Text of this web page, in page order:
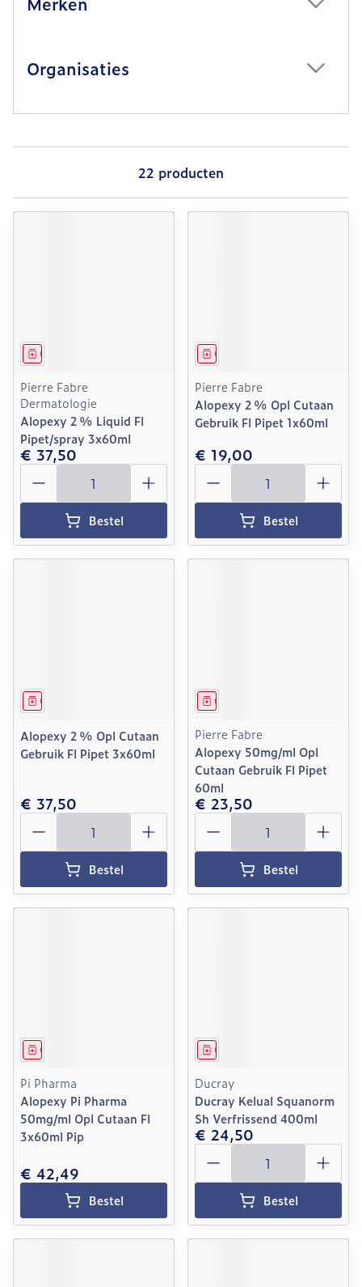
Organisaties
22 producten
Geneesmiddel
Pierre Fabre
Dermatologie
Alopexy 2 % Liquid Fl
Pipet/spray 3x60ml
€ 37,50
Aantal
Bestel
Geneesmiddel
Pierre Fabre
Alopexy 2 % Opl Cutaan
Gebruik Fl Pipet 1x60ml
€ 19,00
Aantal
Bestel
Geneesmiddel
Alopexy 2 % Opl Cutaan
Gebruik Fl Pipet 3x60ml
€ 37,50
Aantal
Bestel
Geneesmiddel
Pierre Fabre
Alopexy 50mg/ml Opl
Cutaan Gebruik Fl Pipet
60ml
€ 23,50
Aantal
Bestel
Geneesmiddel
Pi Pharma
Alopexy Pi Pharma
50mg/ml Opl Cutaan Fl
3x60ml Pip
€ 42,49
Bestel
Geneesmiddel
Ducray
Ducray Kelual Squanorm
Sh Verfrissend 400ml
€ 24,50
Aantal
Bestel